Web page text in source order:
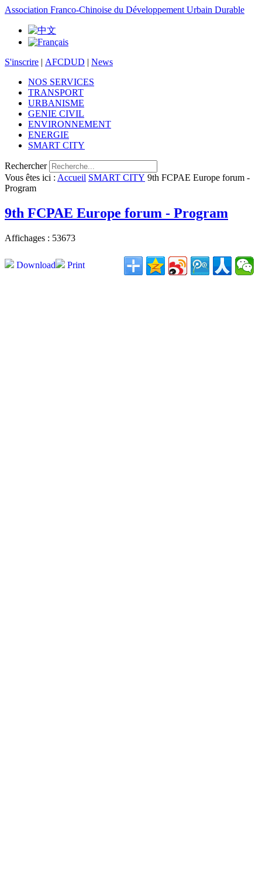
Association Franco-Chinoise du Développement Urbain Durable
S'inscrire | AFCDUD | News
NOS SERVICES
TRANSPORT
URBANISME
GENIE CIVIL
ENVIRONNEMENT
ENERGIE
SMART CITY
Rechercher
Vous êtes ici : Accueil SMART CITY 9th FCPAE Europe forum -
Program
9th FCPAE Europe forum - Program
Affichages : 53673
Print
Download